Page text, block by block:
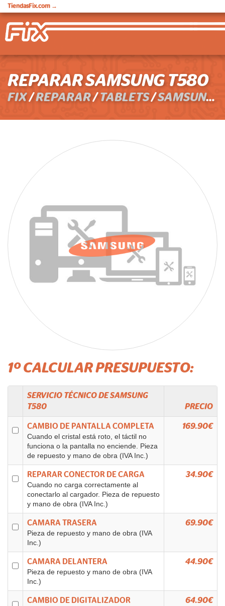
TiendasFix.com →
REPARAR SAMSUNG T580
FIX/REPARAR/TABLETS/SAMSUNG
1º CALCULAR PRESUPUESTO:
SERVICIO TÉCNICO DESAMSUNG
T580
PRECIO
CAMBIO DE PANTALLA COMPLETA
Cuando el cristal está roto, el táctil no
funciona o la pantalla no enciende. Pieza
de repuesto y mano de obra (IVA Inc.)
169.90€
REPARAR CONECTOR DE CARGA
Cuando no carga correctamente al
conectarlo al cargador. Pieza de repuesto
y mano de obra (IVA Inc.)
34.90€
CAMARA TRASERA
Pieza de repuesto y mano de obra (IVA
Inc.)
69.90€
CAMARA DELANTERA
Pieza de repuesto y mano de obra (IVA
Inc.)
44.90€
CAMBIO DE DIGITALIZADOR 64.90€